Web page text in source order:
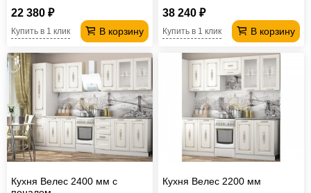
22 380 ₽
В корзину
Купить в 1 клик
38 240 ₽
В корзину
Купить в 1 клик
Кухня Велес 2400 мм с
Кухня Велес 2200 мм